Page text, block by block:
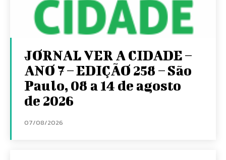
JORNAL VER A CIDADE –
ANO 7 – EDIÇÃO 258 – São
Paulo, 08 a 14 de agosto
de 2026
07/08/2026